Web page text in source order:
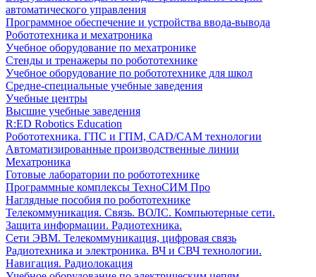
автоматического управления
Программное обеспечение и устройства ввода-вывода
Робототехника и мехатроника
Учебное оборудование по мехатронике
Стенды и тренажеры по робототехнике
Учебное оборудование по робототехнике для школ
Средне-специальные учебные заведения
Учебные центры
Высшие учебные заведения
R:ED Robotics Education
Робототехника. ГПС и ГПМ, CAD/CAM технологии
Автоматизированные производственные линии
Мехатроника
Готовые лаборатории по робототехнике
Программные комплексы ТехноСИМ Про
Наглядные пособия по робототехнике
Телекоммуникация. Связь. ВОЛС. Компьютерные сети.
Защита информации. Радиотехника.
Сети ЭВМ. Телекоммуникация, цифровая связь
Радиотехника и электроника. ВЧ и СВЧ технологии.
Навигация. Радиолокация